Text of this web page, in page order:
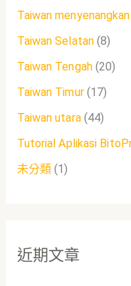
Taiwan menyenangkan
Taiwan Selatan(8)
Taiwan Tengah(20)
Taiwan Timur(17)
Taiwan utara(44)
Tutorial Aplikasi
未分類 (1)
近期文章